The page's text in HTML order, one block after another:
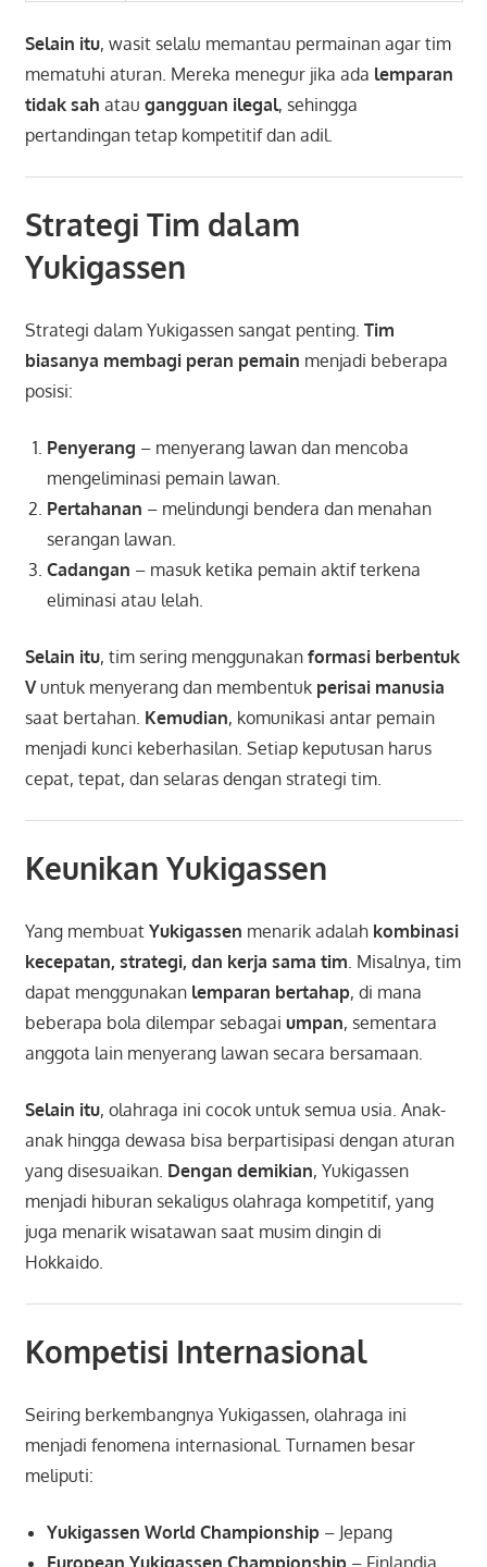
Selain itu, wasit selalu memantau permainan agar tim
mematuhi aturan. Mereka menegur jika ada lemparan
tidak sah atau gangguan ilegal, sehingga
pertandingan tetap kompetitif dan adil.
Strategi Tim dalam
Yukigassen
Strategi dalam Yukigassen sangat penting. Tim
biasanya membagi peran pemain menjadi beberapa
posisi:
Penyerang – menyerang lawan dan mencoba
mengeliminasi pemain lawan.
Pertahanan – melindungi bendera dan menahan
serangan lawan.
Cadangan – masuk ketika pemain aktif terkena
eliminasi atau lelah.
Selain itu, tim sering menggunakan formasi berbentuk
Vuntuk menyerang dan membentuk perisai manusia
saat bertahan. Kemudian, komunikasi antar pemain
menjadi kunci keberhasilan. Setiap keputusan harus
cepat, tepat, dan selaras dengan strategi tim.
Keunikan Yukigassen
Yang membuat Yukigassen menarik adalah kombinasi
kecepatan, strategi, dan kerja sama tim. Misalnya, tim
dapat menggunakan lemparan bertahap, di mana
beberapa bola dilempar sebagai umpan, sementara
anggota lain menyerang lawan secara bersamaan.
Selain itu, olahraga ini cocok untuk semua usia. Anak-
anak hingga dewasa bisa berpartisipasi dengan aturan
yang disesuaikan. Dengan demikian, Yukigassen
menjadi hiburan sekaligus olahraga kompetitif, yang
juga menarik wisatawan saat musim dingin di
Hokkaido.
Kompetisi Internasional
Seiring berkembangnya Yukigassen, olahraga ini
menjadi fenomena internasional. Turnamen besar
meliputi:
Yukigassen World Championship– Jepang